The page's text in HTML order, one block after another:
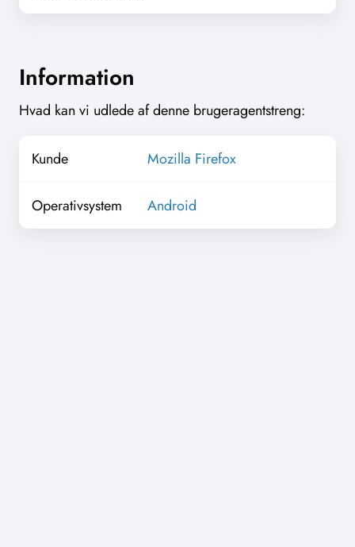
Information
Hvad kan vi udlede af denne brugeragentstreng:
Kunde Mozilla Firefox
Operativsystem Android